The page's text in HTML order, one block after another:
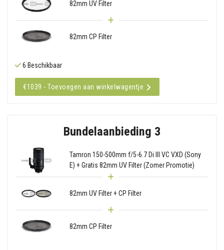
82mm UV Filter
82mm CP Filter
6 Beschikbaar
€1039 - Toevoegen aan winkelwagentje
Bundelaanbieding 3
Tamron 150-500mm f/5-6.7 Di III VC VXD (Sony
E) + Gratis 82mm UV Filter (Zomer Promotie)
82mm UV Filter + CP Filter
82mm CP Filter